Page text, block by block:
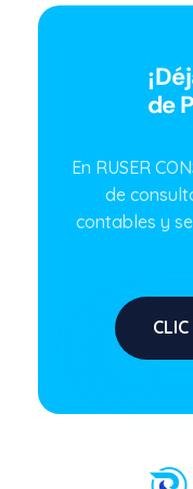
de
En RUSER
de
contables y